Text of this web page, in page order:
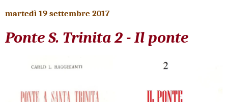
martedì 19 settembre 2017
Ponte S. Trinita 2 - Il ponte